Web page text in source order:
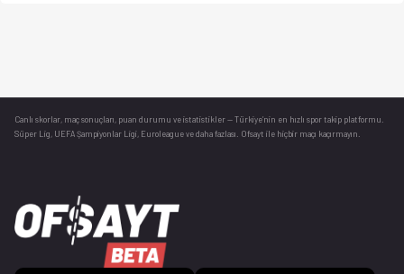
Canlı skorlar , maç sonuçları, puan durumu ve istatistikler — Türkiye’nin en hızlı spor takip platformu.
Süper Lig, UEFA Şampiyonlar Ligi, Euroleague ve daha fazlası. Ofsayt ile hiçbir maçı kaçırmayın.